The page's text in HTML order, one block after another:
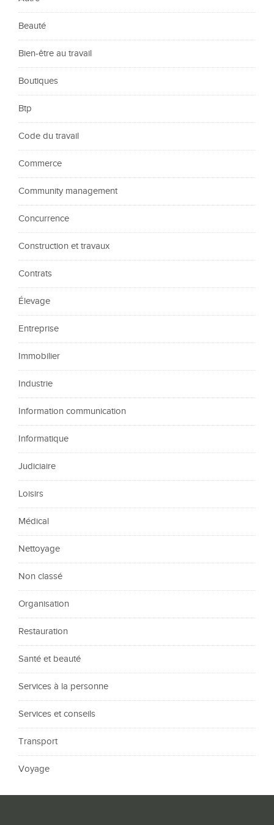
Beauté
Bien-être au travail
Boutiques
Btp
Code du travail
Commerce
Community management
Concurrence
Construction et travaux
Contrats
Élevage
Entreprise
Immobilier
Industrie
Information communication
Informatique
Judiciaire
Loisirs
Médical
Nettoyage
Non classé
Organisation
Restauration
Santé et beauté
Services à la personne
Services et conseils
Transport
Voyage